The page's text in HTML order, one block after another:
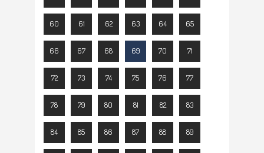
60 61 62 63 64 65
66 67 68 69 70 71
72 73 74 75 76 77
78 79 80 81 82 83
84 85 86 87 88 89